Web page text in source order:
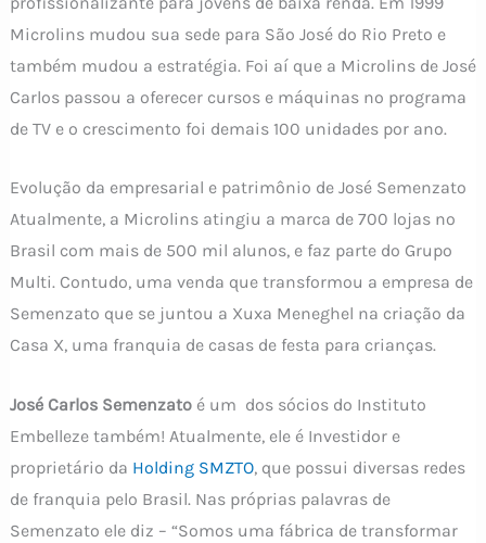
Microlins mudou sua sede para São José do Rio Preto e
também mudou a estratégia. Foi aí que a Microlins de José
Carlos passou a oferecer cursos e máquinas no programa
de TV e o crescimento foi demais 100 unidades por ano.
Evolução da empresarial e patrimônio de José Semenzato
Atualmente, a Microlins atingiu a marca de 700 lojas no
Brasil com mais de 500 mil alunos, e faz parte do Grupo
Multi. Contudo, uma venda que transformou a empresa de
Semenzato que se juntou a Xuxa Meneghel na criação da
Casa X, uma franquia de casas de festa para crianças.
José Carlos Semenzatoé um dos sócios do Instituto
Embelleze também! Atualmente, ele é Investidor e
proprietário da Holding SMZTO, que possui diversas redes
de franquia pelo Brasil. Nas próprias palavras de
Semenzato ele diz – “Somos uma fábrica de transformar